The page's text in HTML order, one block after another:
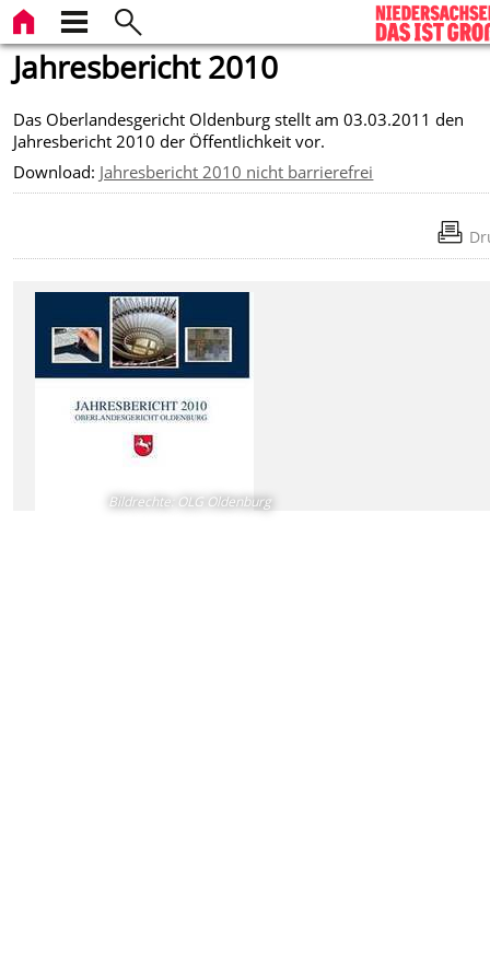
Jahresbericht 2010
Das Oberlandesgericht Oldenburg stellt am 03.03.2011 den
Jahresbericht 2010 der Öffentlichkeit vor.
Download: Jahresbericht 2010 nicht barrierefrei
Bildrechte OLG Oldenburg